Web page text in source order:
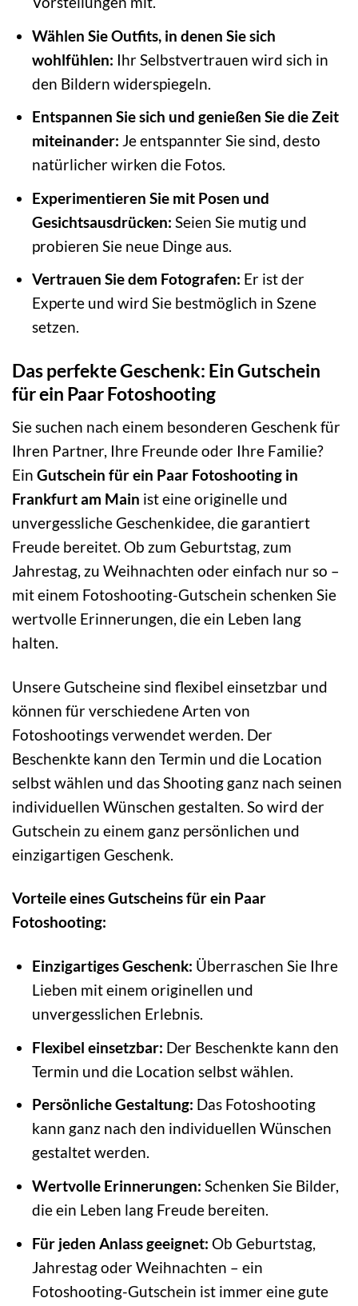
Wählen Sie Outfits, in denen Sie sich
wohlfühlen: Ihr Selbstvertrauen wird sich in
den Bildern widerspiegeln.
Entspannen Sie sich und genießen Sie die Zeit
miteinander: Je entspannter Sie sind, desto
natürlicher wirken die Fotos.
Experimentieren Sie mit Posen und
Gesichtsausdrücken: Seien Sie mutig und
probieren Sie neue Dinge aus.
Vertrauen Sie dem Fotografen: Er ist der
Experte und wird Sie bestmöglich in Szene
setzen.
Das perfekte Geschenk: Ein Gutschein
für ein Paar Fotoshooting
Sie suchen nach einem besonderen Geschenk für
Ihren Partner, Ihre Freunde oder Ihre Familie?
Ein Gutschein für ein Paar Fotoshooting in
Frankfurt am Main ist eine originelle und
unvergessliche Geschenkidee, die garantiert
Freude bereitet. Ob zum Geburtstag, zum
Jahrestag, zu Weihnachten oder einfach nur so –
mit einem Fotoshooting-Gutschein schenken Sie
wertvolle Erinnerungen, die ein Leben lang
halten.
Unsere Gutscheine sind flexibel einsetzbar und
können für verschiedene Arten von
Fotoshootings verwendet werden. Der
Beschenkte kann den Termin und die Location
selbst wählen und das Shooting ganz nach seinen
individuellen Wünschen gestalten. So wird der
Gutschein zu einem ganz persönlichen und
einzigartigen Geschenk.
Vorteile eines Gutscheins für ein Paar
Fotoshooting:
Einzigartiges Geschenk: Überraschen Sie Ihre
Lieben mit einem originellen und
unvergesslichen Erlebnis.
Flexibel einsetzbar: Der Beschenkte kann den
Termin und die Location selbst wählen.
Persönliche Gestaltung: Das Fotoshooting
kann ganz nach den individuellen Wünschen
gestaltet werden.
Wertvolle Erinnerungen: Schenken Sie Bilder,
die ein Leben lang Freude bereiten.
Für jeden Anlass geeignet: Ob Geburtstag,
Jahrestag oder Weihnachten – ein
Fotoshooting-Gutschein ist immer eine gute